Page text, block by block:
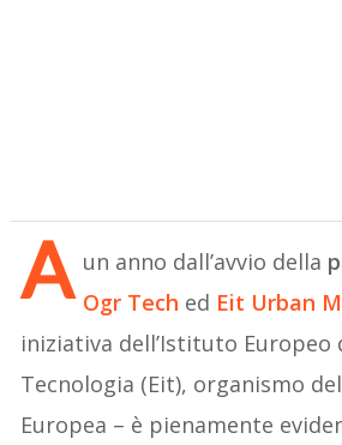
A un anno dall’avvio della
Ogr Tech ed Eit Urban
iniziativa dell’Istituto Europeo
Tecnologia (Eit), organismo
Europea – è pienamente